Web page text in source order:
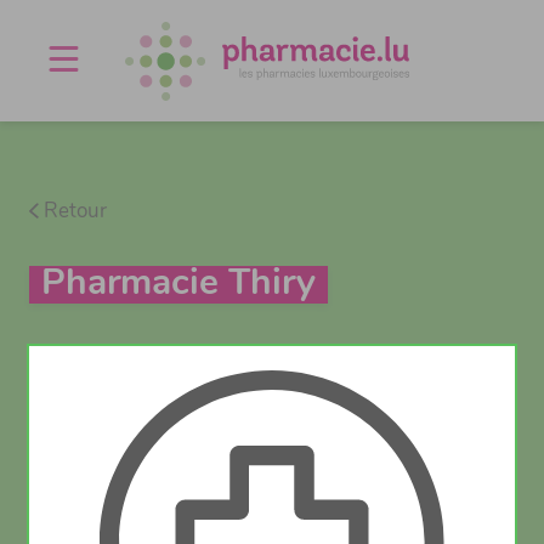
Retour
Pharmacie Thiry
Actuellement ouvert
Agenda
À propos